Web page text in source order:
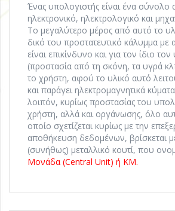
Ένας υπολογιστής είναι ένα σύνολο
ηλεκτρονικό, ηλεκτρολογικό και
Το μεγαλύτερο μέρος από αυτό το
δικό του προστατευτικό κάλυμμα με
είναι επικίνδυνο και για τον ίδιο
(προστασία από τη σκόνη, τα υγρά
το χρήστη, αφού το υλικό αυτό
και παράγει ηλεκτρομαγνητικά
λοιπόν, κυρίως προστασίας του
χρήστη, αλλά και οργάνωσης, όλο
οποίο σχετίζεται κυρίως με την
αποθήκευση δεδομένων, βρίσκεται
(συνήθως) μεταλλικό κουτί, που
Μονάδα (Central Unit) ή ΚΜ.